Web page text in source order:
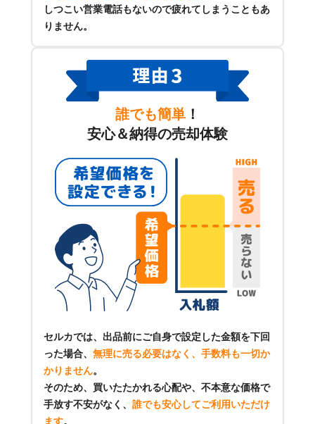
しつこい営業電話もないので疲れてしまうこともあ
りません。
誰でも簡単 ！
安心＆納得の売却体験
セルカでは、出品前にご自身で設定した金額を下回
った場合、 無理に売る必要はなく、手数料も一切か
かりません。
そのため、買いたたかれる心配や、不本意な価格で
手放す不安がなく、 誰でも安心してご利用いただけ
ます。